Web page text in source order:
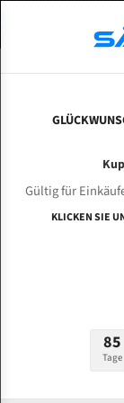
Way
ABOUTS
ENGLISH
Bi-Metall Meterware
Fleischerei
Bandmesser Glatt
Konvex Meterware
Gültig für
KLICKEN SIE
85
Tage